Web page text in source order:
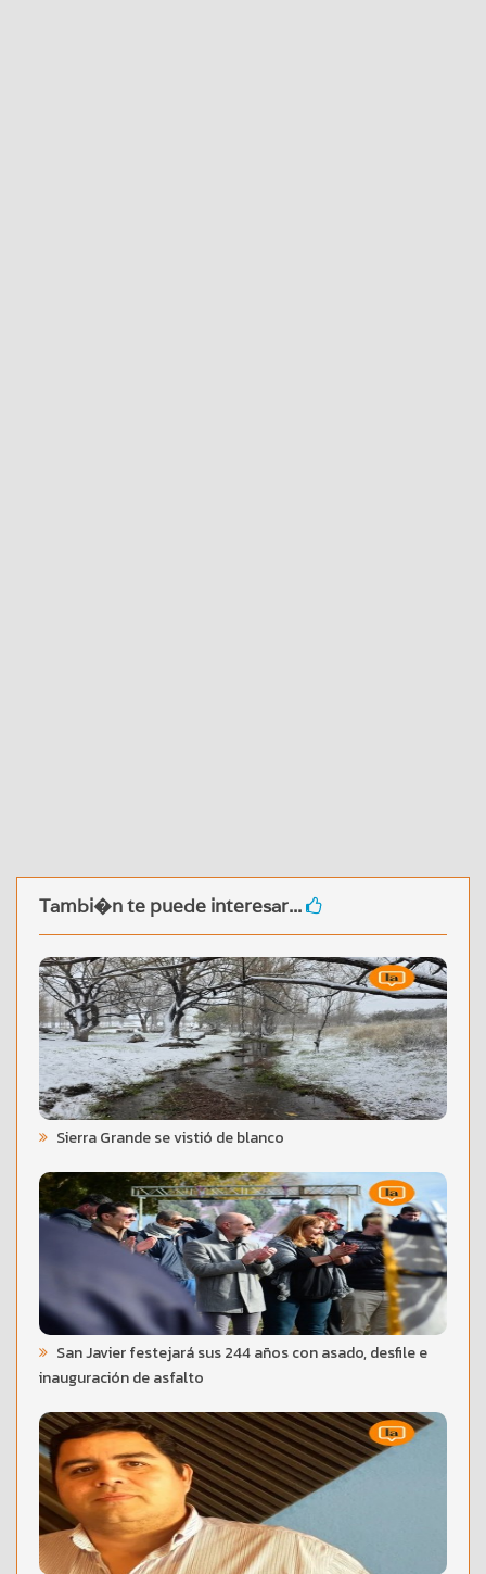
Tambi�n te puede interesar...
Sierra Grande se vistió de blanco
San Javier festejará sus 244 años con asado, desfile e
inauguración de asfalto